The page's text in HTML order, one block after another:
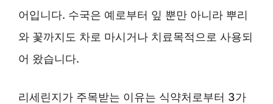
어입니다. 수국은 예로부터 잎 뿐만 아니라 뿌리
와 꽃까지도 차로 마시거나 치료목적으로 사용되
어 왔습니다.
리세린지가 주목받는 이유는 식약처로부터 3가